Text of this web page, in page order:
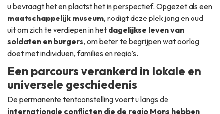
u bevraagt het en plaatst het in perspectief. Opgezet als een
maatschappelijk museum, nodigt deze plek jong en oud
uit om zich te verdiepen in het dagelijkse leven van
soldaten en burgers, om beter te begrijpen wat oorlog
doet met individuen, families en regio’s.
Een parcours verankerd in lokale en
universele geschiedenis
De permanente tentoonstelling voert u langs de
internationale conflicten die de regio Mons hebben